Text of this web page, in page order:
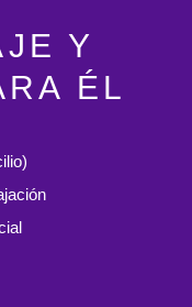
Y
ÉL